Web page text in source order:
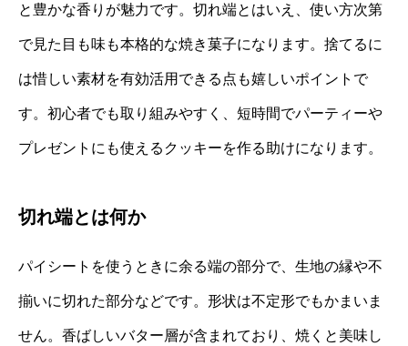
と豊かな香りが魅力です。切れ端とはいえ、使い方次第
で見た目も味も本格的な焼き菓子になります。捨てるに
は惜しい素材を有効活用できる点も嬉しいポイントで
す。初心者でも取り組みやすく、短時間でパーティーや
プレゼントにも使えるクッキーを作る助けになります。
切れ端とは何か
パイシートを使うときに余る端の部分で、生地の縁や不
揃いに切れた部分などです。形状は不定形でもかまいま
せん。香ばしいバター層が含まれており、焼くと美味し